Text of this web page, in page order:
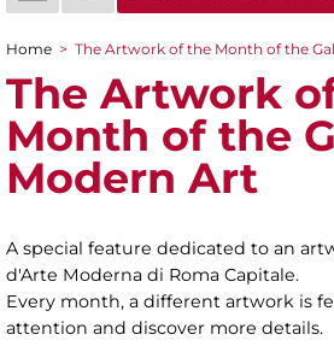
You are here
Home > The Artwork of the Month of the
The Artwork
Month of the
Modern Art
A special feature dedicated to an
d'Arte Moderna di Roma Capitale.
Every month, a different artwork is
attention and discover more details.